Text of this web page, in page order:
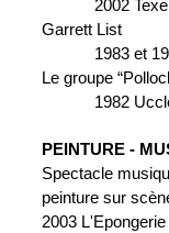
2002
Garrett List
1983 et
Le groupe
1982
PEINTURE -
Spectacle
peinture sur
2003